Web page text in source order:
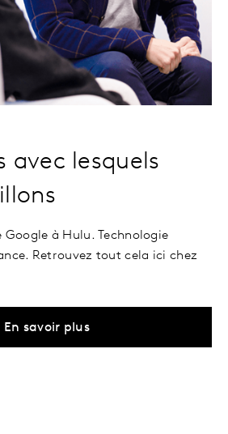
avec lesquels
Google à Hulu. Technologie
Retrouvez tout cela ici chez
En savoir plus